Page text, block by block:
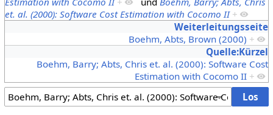
et. al. (2000): Software Cost Estimation with Cocomo II +
Weiterleitungsseite
Boehm, Abts, Brown (2000) +
Quelle:Kürzel
Boehm, Barry; Abts, Chris et. al. (2000): Software Cost
Estimation with Cocomo II +